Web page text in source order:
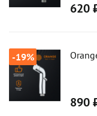
620
-19%
890